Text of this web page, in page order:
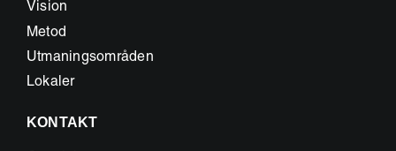
Vision
Metod
Utmaningsområden
Lokaler
KONTAKT